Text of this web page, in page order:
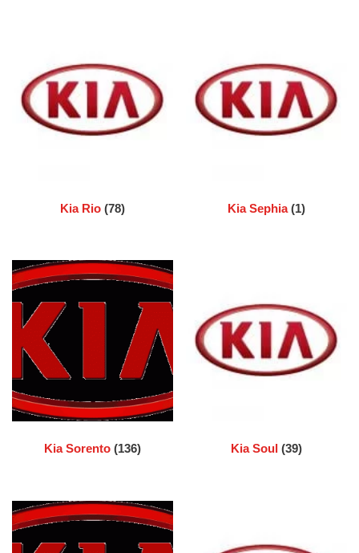
Kia Rio (78) Kia Sephia(1)
Kia Sorento (136) Kia Soul(39)